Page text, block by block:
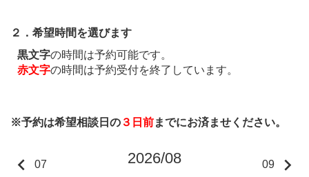
２．希望時間を選びます
黒文字の時間は予約可能です。
赤文字の時間は予約受付を終了しています。
※予約は希望相談日の ３日前までにお済ませください。
keyboard_arrow_left 07 2026/08 09 keyboard_arrow_right